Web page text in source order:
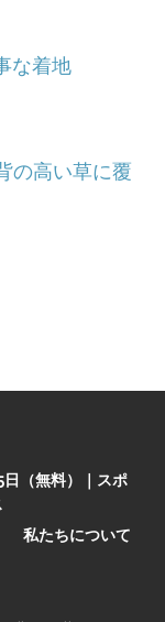
な着地
の高い草に覆
（無料）｜スポ
私たちについて